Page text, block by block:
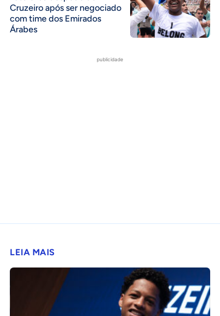
Cruzeiro após ser negociado
com time dos Emirados
Árabes
publicidade
LEIA MAIS